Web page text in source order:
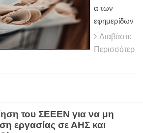
α των
εφημερίδων
Διαβάστε
Περισσότερ
του ΣΕΕΕΝ για να μη
εργασίας σε ΑΗΣ και